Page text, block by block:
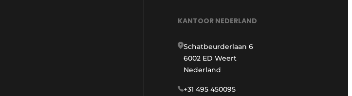
KANTOOR NEDERLAND
Schatbeurderlaan 6
6002 ED Weert
Nederland
+31 495 450095